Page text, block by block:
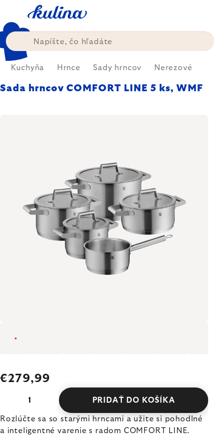
obsah
Kuchyňa Hrnce Sady hrncov Nerezové
Sada hrncov COMFORT LINE 5 ks, WMF
€279,99
PRIDAŤ DO KOŠÍKA
Rozlúčte sa so starými hrncami a užite si pohodlné
a inteligentné varenie s radom COMFORT LINE.